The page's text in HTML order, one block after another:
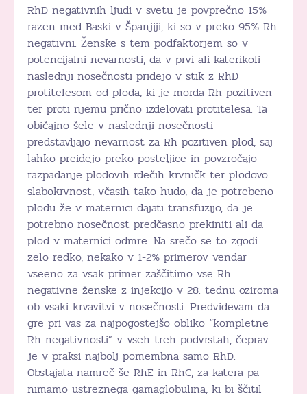
RhD negativnih ljudi v svetu je povprečno 15%
razen med Baski v Španjiji, ki so v preko 95% Rh
negativni. Ženske s tem podfaktorjem so v
potencijalni nevarnosti, da v prvi ali katerikoli
naslednji nosečnosti pridejo v stik z RhD
protitelesom od ploda, ki je morda Rh pozitiven
ter proti njemu prično izdelovati protitelesa. Ta
običajno šele v naslednji nosečnosti
predstavljajo nevarnost za Rh pozitiven plod, saj
lahko preidejo preko posteljice in povzročajo
razpadanje plodovih rdečih krvničk ter plodovo
slabokrvnost, včasih tako hudo, da je potrebeno
plodu že v maternici dajati transfuzijo, da je
potrebno nosečnost predčasno prekiniti ali da
plod v maternici odmre. Na srečo se to zgodi
zelo redko, nekako v 1-2% primerov vendar
vseeno za vsak primer zaščitimo vse Rh
negativne ženske z injekcijo v 28. tednu oziroma
ob vsaki krvavitvi v nosečnosti. Predvidevam da
gre pri vas za najpogostejšo obliko “kompletne
Rh negativnosti” v vseh treh podvrstah, čeprav
je v praksi najbolj pomembna samo RhD.
Obstajata namreč še RhE in RhC, za katera pa
nimamo ustreznega gamaglobulina, ki bi ščitil